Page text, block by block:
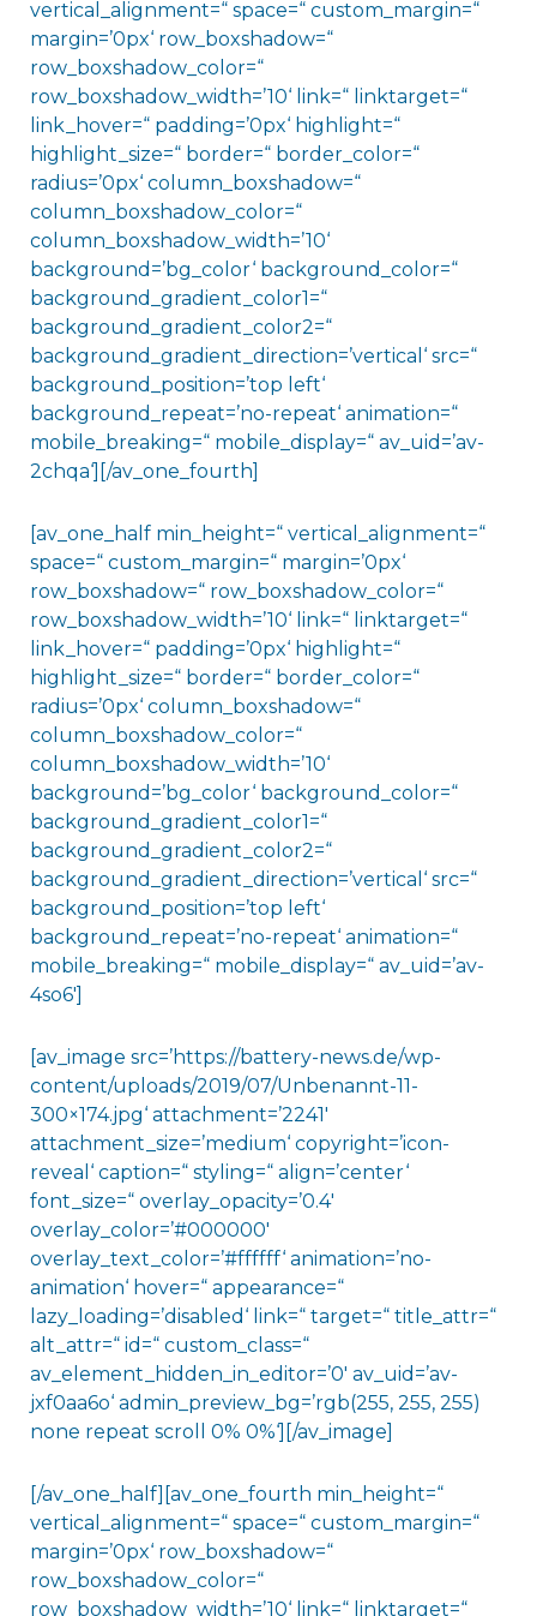
vertical_alignment=“ space=“ custom_margin=“
margin=’0px‘ row_boxshadow=“
row_boxshadow_color=“
row_boxshadow_width=’10‘ link=“ linktarget=“
link_hover=“ padding=’0px‘ highlight=“
highlight_size=“ border=“ border_color=“
radius=’0px‘ column_boxshadow=“
column_boxshadow_color=“
column_boxshadow_width=’10‘
background=’bg_color‘ background_color=“
background_gradient_color1=“
background_gradient_color2=“
background_gradient_direction=’vertical‘ src=“
background_position=’top left‘
background_repeat=’no-repeat‘ animation=“
mobile_breaking=“ mobile_display=“ av_uid=’av-
2chqa‘][/av_one_fourth]
[av_one_half min_height=“ vertical_alignment=“
space=“ custom_margin=“ margin=’0px‘
row_boxshadow=“ row_boxshadow_color=“
row_boxshadow_width=’10‘ link=“ linktarget=“
link_hover=“ padding=’0px‘ highlight=“
highlight_size=“ border=“ border_color=“
radius=’0px‘ column_boxshadow=“
column_boxshadow_color=“
column_boxshadow_width=’10‘
background=’bg_color‘ background_color=“
background_gradient_color1=“
background_gradient_color2=“
background_gradient_direction=’vertical‘ src=“
background_position=’top left‘
background_repeat=’no-repeat‘ animation=“
mobile_breaking=“ mobile_display=“ av_uid=’av-
4so6′]
[av_image src=’https://battery-news.de/wp-
content/uploads/2019/07/Unbenannt-11-
300×174.jpg‘ attachment=’2241′
attachment_size=’medium‘ copyright=’icon-
reveal‘ caption=“ styling=“ align=’center‘
font_size=“ overlay_opacity=’0.4′
overlay_color=’#000000′
overlay_text_color=’#ffffff‘ animation=’no-
animation‘ hover=“ appearance=“
lazy_loading=’disabled‘ link=“ target=“ title_attr=“
alt_attr=“ id=“ custom_class=“
av_element_hidden_in_editor=’0′ av_uid=’av-
jxf0aa6o‘ admin_preview_bg=’rgb(255, 255, 255)
none repeat scroll 0% 0%‘][/av_image]
[/av_one_half][av_one_fourth min_height=“
vertical_alignment=“ space=“ custom_margin=“
margin=’0px‘ row_boxshadow=“
row_boxshadow_color=“
row_boxshadow_width=’10‘ link=“ linktarget=“